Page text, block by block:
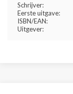
Schrijver:
Eerste uitgave:
ISBN/EAN:
Uitgever: